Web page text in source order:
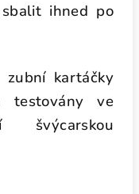
ihned po
zubní kartáčky
testovány ve